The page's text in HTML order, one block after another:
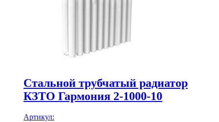
Стальной трубчатый радиатор
КЗТО Гармония 2‑1000‑10
Артикул: